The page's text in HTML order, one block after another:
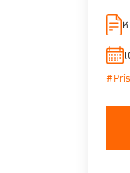
สวน
การ
สร้า